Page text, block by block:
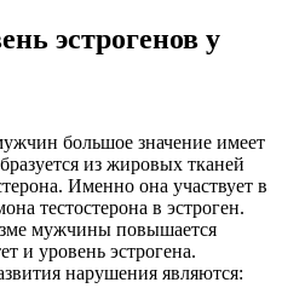
эстрогенов у
большое значение имеет
из жировых тканей
Именно она участвует в
тестостерона в эстроген.
мужчины повышается
и уровень эстрогена.
нарушения являются: